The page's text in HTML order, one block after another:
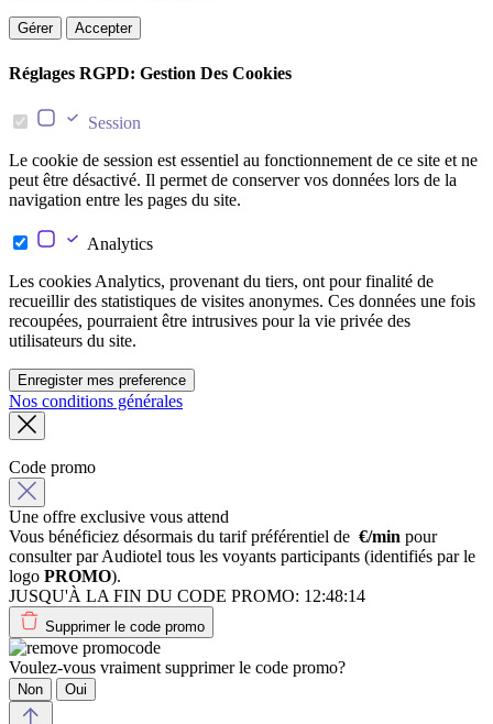
Gérer Accepter
Réglages RGPD: Gestion Des Cookies
Session
Le cookie de session est essentiel au fonctionnement de ce site et ne
peut être désactivé. Il permet de conserver vos données lors de la
navigation entre les pages du site.
Analytics
Les cookies Analytics, provenant du tiers, ont pour finalité de
recueillir des statistiques de visites anonymes. Ces données une fois
recoupées, pourraient être intrusives pour la vie privée des
utilisateurs du site.
Enregister mes preference
Nos conditions générales
Code promo
Une offre exclusive vous attend
Vous bénéficiez désormais du tarif préférentiel de €/min pour
consulter par Audiotel tous les voyants participants (identifiés par le
logo PROMO).
JUSQU'À LA FIN DU CODE PROMO: 12:48:14
Supprimer le code promo
Voulez-vous vraiment supprimer le code promo?
Non Oui